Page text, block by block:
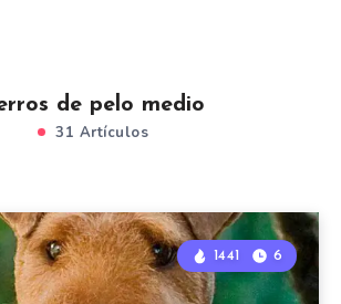
de pelo medio
31 Artículos
1441 6